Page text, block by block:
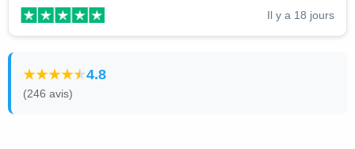
Il y a 18 jours
4.8
(246 avis)